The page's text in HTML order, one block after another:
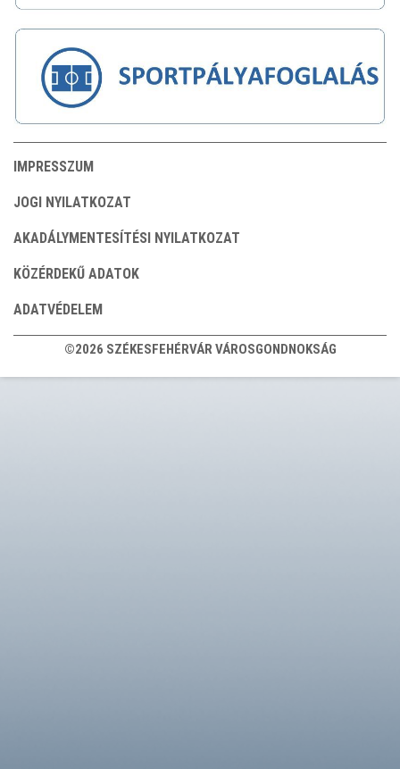
IMPRESSZUM
JOGI NYILATKOZAT
AKADÁLYMENTESÍTÉSI NYILATKOZAT
KÖZÉRDEKŰ ADATOK
ADATVÉDELEM
©2026 SZÉKESFEHÉRVÁR VÁROSGONDNOKSÁG